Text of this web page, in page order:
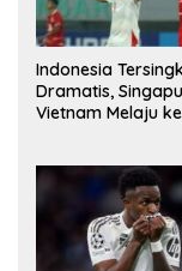
Indonesia
Dramatis,
Vietnam Melaju ke